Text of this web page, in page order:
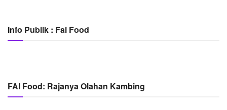
Info Publik : Fai Food
FAI Food: Rajanya Olahan Kambing